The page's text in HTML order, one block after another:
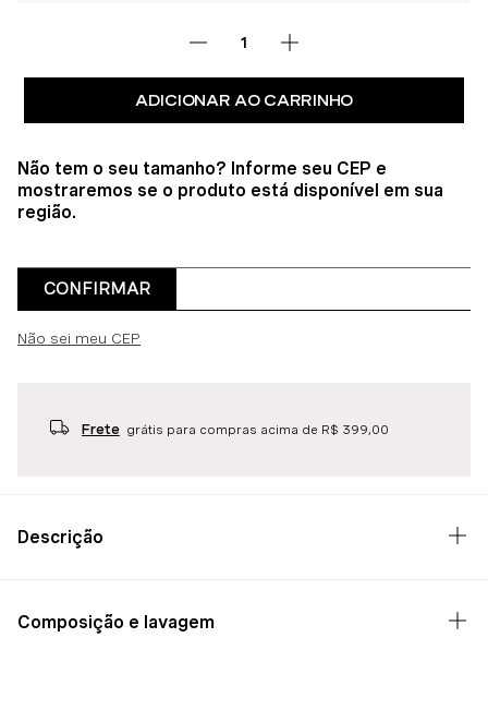
ADICIONAR AO CARRINHO
Não tem o seu tamanho? Informe seu CEP e
mostraremos se o produto está disponível em sua
região.
CONFIRMAR
Não sei meu CEP
Frete grátis para compras acima de R$ 399,00
Descrição
Composição e lavagem